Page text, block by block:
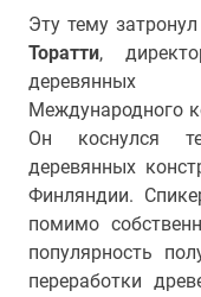
Эту тему
Торатти,
деревянных
Международного
Он коснулся
деревянных
Финляндии.
помимо
популярность
переработки